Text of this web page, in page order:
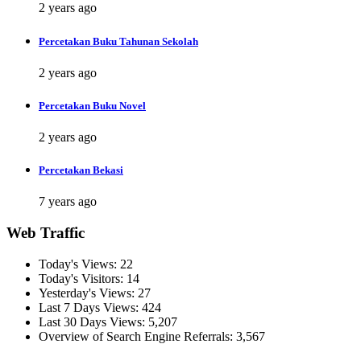
2 years ago
Percetakan Buku Tahunan Sekolah
2 years ago
Percetakan Buku Novel
2 years ago
Percetakan Bekasi
7 years ago
Web Traffic
Today's Views: 22
Today's Visitors: 14
Yesterday's Views: 27
Last 7 Days Views: 424
Last 30 Days Views: 5,207
Overview of Search Engine Referrals: 3,567